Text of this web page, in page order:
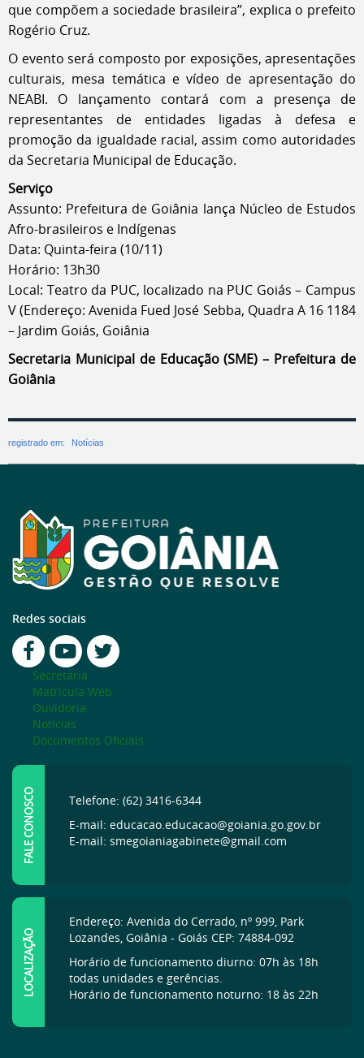
que compõem a sociedade brasileira”, explica o prefeito
Rogério Cruz.
O evento será composto por exposições, apresentações
culturais, mesa temática e vídeo de apresentação do
NEABI. O lançamento contará com a presença de
representantes de entidades ligadas à defesa e
promoção da igualdade racial, assim como autoridades
da Secretaria Municipal de Educação.
Serviço
Assunto: Prefeitura de Goiânia lança Núcleo de Estudos
Afro-brasileiros e Indígenas
Data: Quinta-feira (10/11)
Horário: 13h30
Local: Teatro da PUC, localizado na PUC Goiás – Campus
V (Endereço: Avenida Fued José Sebba, Quadra A 16 1184
– Jardim Goiás, Goiânia
Secretaria Municipal de Educação (SME) – Prefeitura de
Goiânia
registrado em: Notícias
Redes sociais
Secretaria
Matrícula Web
Ouvidoria
Notícias
Documentos Oficiais
FALE CONOSCO
Telefone: (62) 3416-6344
E-mail: educacao.educacao@goiania.go.gov.br
E-mail: smegoianiagabinete@gmail.com
LOCALIZAÇÃO
Endereço: Avenida do Cerrado, nº 999, Park
Lozandes, Goiânia - Goiás CEP: 74884-092
Horário de funcionamento diurno: 07h às 18h
todas unidades e gerências.
Horário de funcionamento noturno: 18 às 22h